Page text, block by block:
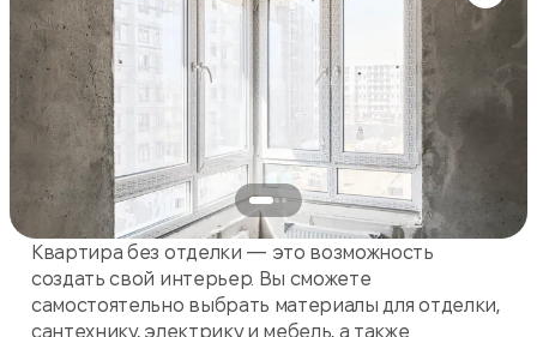
Квартира без отделки — это возможность
создать свой интерьер. Вы сможете
самостоятельно выбрать материалы для отделки,
сантехнику, электрику и мебель, а также